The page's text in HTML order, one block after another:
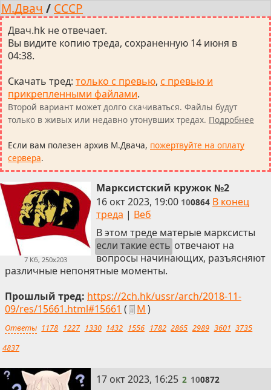
М.Двач / СССР
Двач.hk не отвечает.
Вы видите копию треда, сохраненную 14 июня в
04:38.
Скачать тред: только с превью, с превью и
прикрепленными файлами.
Второй вариант может долго скачиваться. Файлы будут
только в живых или недавно утонувших тредах. Подробнее
Если вам полезен архив М.Двача, пожертвуйте на оплату
сервера.
7 Кб, 250x203
Марксистский кружок №2
16 окт 2023, 19:00 100864 В конец
треда | Веб
В этом треде матерые марксисты
если такие есть отвечают на
вопросы начинающих, разъясняют
различные непонятные моменты.
Прошлый тред: https://2ch.hk/ussr/arch/2018-11-
09/res/15661.html#15661 ( М )
Ответы 1178 1227 1330 1432 1556 1782 2865 2989 3601 3735
4837
2
17 окт 2023, 16:25 2 100872